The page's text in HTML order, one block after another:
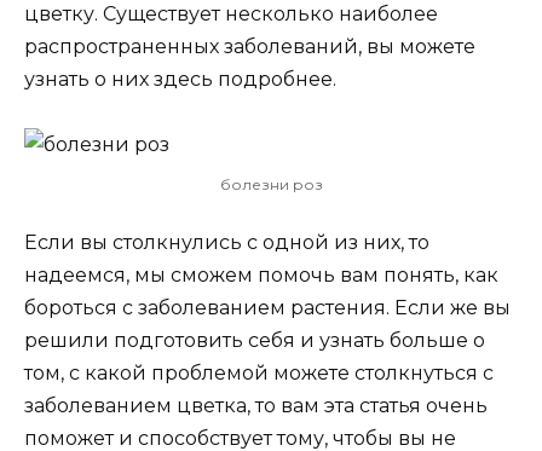
цветку. Существует несколько наиболее
распространенных заболеваний, вы можете
узнать о них здесь подробнее.
болезни роз
Если вы столкнулись с одной из них, то
надеемся, мы сможем помочь вам понять, как
бороться с заболеванием растения. Если же вы
решили подготовить себя и узнать больше о
том, с какой проблемой можете столкнуться с
заболеванием цветка, то вам эта статья очень
поможет и способствует тому, чтобы вы не